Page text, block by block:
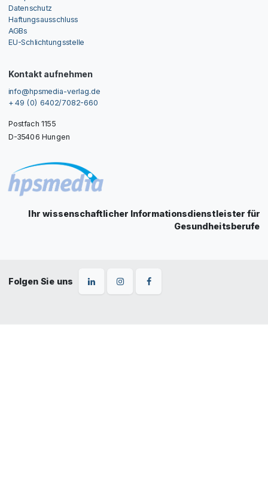
Datenschutz
Haftungsausschluss
AGBs
EU-Schlichtungsstelle
Kontakt aufnehmen
info@hpsmedia-verlag.de
+ 49 (0) 6402/7082-660
Postfach 1155
D-35406 Hungen
Ihr wissenschaftlicher Informationsdienstleister für
Gesundheitsberufe
Folgen Sie uns